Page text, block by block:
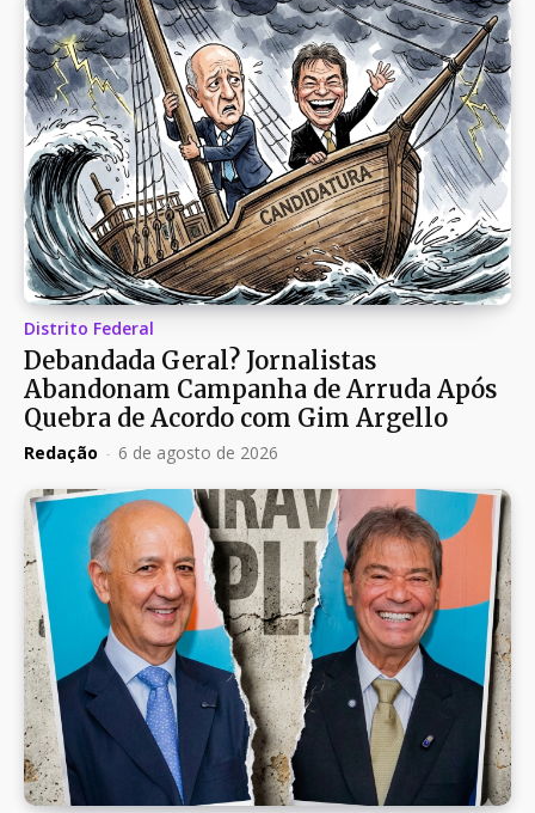
Distrito Federal
Debandada Geral? Jornalistas
Abandonam Campanha de Arruda Após
Quebra de Acordo com Gim Argello
Redação - 6 de agosto de 2026